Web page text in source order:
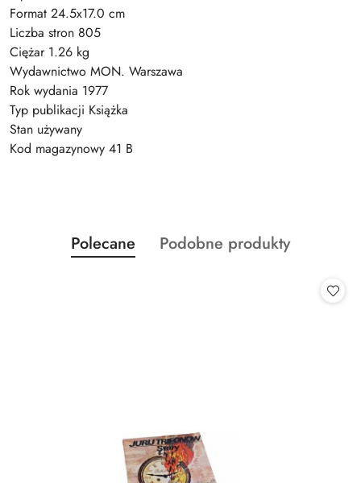
Format 24.5x17.0 cm
Liczba stron 805
Ciężar 1.26 kg
Wydawnictwo MON. Warszawa
Rok wydania 1977
Typ publikacji Książka
Stan używany
Kod magazynowy 41 B
Pomiń karuzelę produktów
Produkty
o
Polecane
Produkty
Podobne produkty